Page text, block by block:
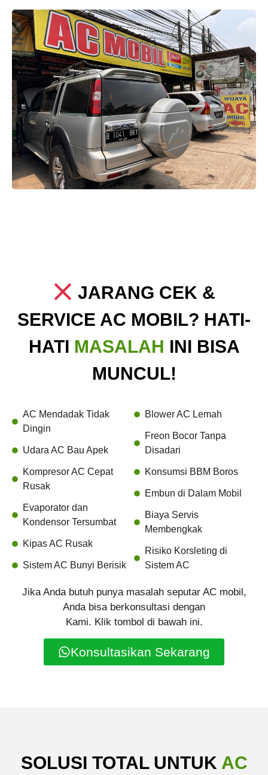
JARANG CEK &
SERVICE AC MOBIL? HATI-
HATI MASALAH INI BISA
MUNCUL!
AC Mendadak Tidak
Dingin
Udara AC Bau Apek
Kompresor AC Cepat
Rusak
Evaporator dan
Kondensor Tersumbat
Kipas AC Rusak
Sistem AC Bunyi Berisik
Blower AC Lemah
Freon Bocor Tanpa
Disadari
Konsumsi BBM Boros
Embun di Dalam Mobil
Biaya Servis
Membengkak
Risiko Korsleting di
Sistem AC
Jika Anda butuh punya masalah seputar AC mobil,
Anda bisa berkonsultasi dengan
Kami. Klik tombol di bawah ini.
Konsultasikan Sekarang
SOLUSI TOTAL UNTUK AC